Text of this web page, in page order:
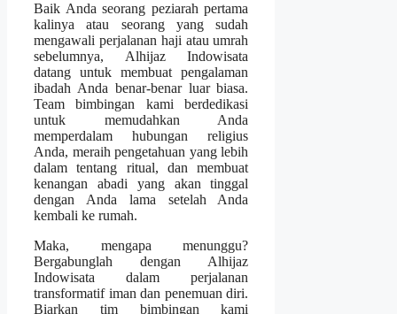
Baik Anda seorang peziarah pertama
kalinya atau seorang yang sudah
mengawali perjalanan haji atau umrah
sebelumnya, Alhijaz Indowisata
datang untuk membuat pengalaman
ibadah Anda benar-benar luar biasa.
Team bimbingan kami berdedikasi
untuk memudahkan Anda
memperdalam hubungan religius
Anda, meraih pengetahuan yang lebih
dalam tentang ritual, dan membuat
kenangan abadi yang akan tinggal
dengan Anda lama setelah Anda
kembali ke rumah.
Maka, mengapa menunggu?
Bergabunglah dengan Alhijaz
Indowisata dalam perjalanan
transformatif iman dan penemuan diri.
Biarkan tim bimbingan kami